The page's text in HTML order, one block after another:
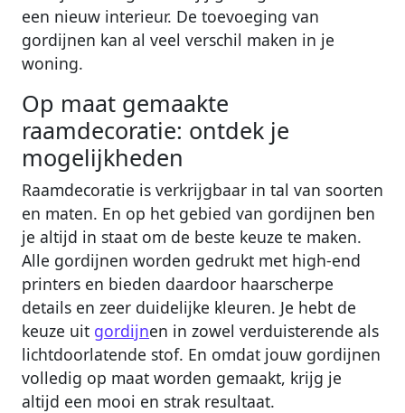
een nieuw interieur. De toevoeging van
gordijnen kan al veel verschil maken in je
woning.
Op maat gemaakte
raamdecoratie: ontdek je
mogelijkheden
Raamdecoratie is verkrijgbaar in tal van soorten
en maten. En op het gebied van gordijnen ben
je altijd in staat om de beste keuze te maken.
Alle gordijnen worden gedrukt met high-end
printers en bieden daardoor haarscherpe
details en zeer duidelijke kleuren. Je hebt de
keuze uit gordijnen in zowel verduisterende als
lichtdoorlatende stof. En omdat jouw gordijnen
volledig op maat worden gemaakt, krijg je
altijd een mooi en strak resultaat.